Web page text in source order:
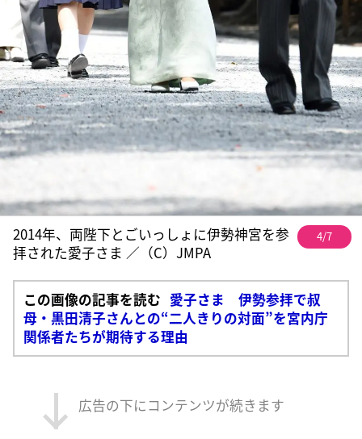
2014年、両陛下とごいっしょに伊勢神宮を参
拝された愛子さま ／（C）JMPA
4/7
この画像の記事を読む 愛子さま 伊勢参拝で叔
母・黒田清子さんとの“二人きりの対面”を宮内庁
関係者たちが期待する理由
広告の下にコンテンツが続きます